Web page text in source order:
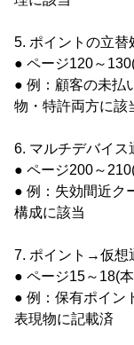
5. ポイントの立替
● ページ120～
● 例：顧客の未払
物・特許両方に該
6. マルチデバイス
● ページ200～
● 例：失効間近ク
構成に該当
7. ポイント→仮想
● ページ15～18(
● 例：保有ポイン
表現物に記載済